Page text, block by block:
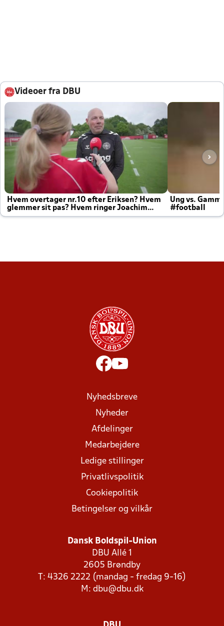
Videoer fra DBU
Hvem overtager nr.10 efter Eriksen? Hvem
glemmer sit pas? Hvem ringer Joachim
altid til efter kampe?
Ung vs.
#football
Nyhedsbreve
Nyheder
Afdelinger
Medarbejdere
Ledige stillinger
Privatlivspolitik
Cookiepolitik
Betingelser og vilkår
Dansk Boldspil-Union
DBU Allé 1
2605 Brøndby
T: 4326 2222 (mandag - fredag 9-16)
M: dbu@dbu.dk